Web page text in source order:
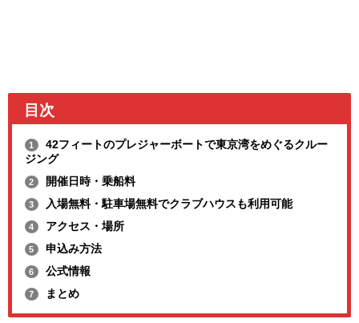
目次
1
42フィートのプレジャーボートで東京湾をめぐるクルー
ジング
2 開催日時・乗船料
3 入場無料・駐車場無料でクラブハウスも利用可能
4 アクセス・場所
5 申込み方法
6 公式情報
7 まとめ